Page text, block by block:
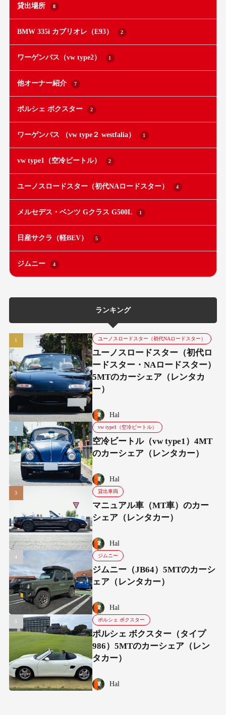
貸出場所 8
BMW 335i カブリオレ（E93） 2
ワーゲンバス（vw type2） 1
他オーナー紹介 7
ポルシェ ボクスター 2
ワーゲンバス （vw type２ westfalia） 1
vw type1（空冷ビートル） 2
ユーノスロードスター（初代NAロードスター） 4
メルセデス・ベンツ Gクラス G500L 1
日産サクラ（軽BEV） 5
ジムニー 4
ランキング
ユーノスロードスター（初代NAロードスター）
ユーノスロードスター（初代ロ
ードスター・NAロードスター）
5MTのカーシェア（レンタカ
ー）
Hal
vw type1（空冷ビートル）
空冷ビートル（vw type1）4MT
のカーシェア（レンタカー）
Hal
貸出車両
マニュアル車（MT車）のカー
シェア（レンタカー）
Hal
ジムニー
ジムニー（JB64）5MTのカーシ
ェア（レンタカー）
Hal
ポルシェ ボクスター
ポルシェ ボクスター（タイプ
986）5MTのカーシェア（レン
タカー）
Hal